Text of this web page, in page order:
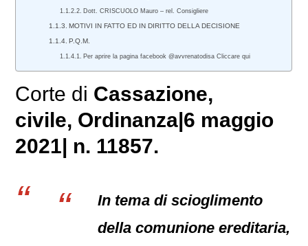
Dott. CRISCUOLO Mauro – rel. Consigliere
MOTIVI IN FATTO ED IN DIRITTO DELLA DECISIONE
P.Q.M.
Per aprire la pagina facebook @avvrenatodisa Cliccare qui
Corte di Cassazione,
civile, Ordinanza|6 maggio
2021| n. 11857.
In tema di scioglimento
della comunione ereditaria,